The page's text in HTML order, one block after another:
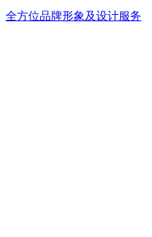
全方位品牌形象及设计服务